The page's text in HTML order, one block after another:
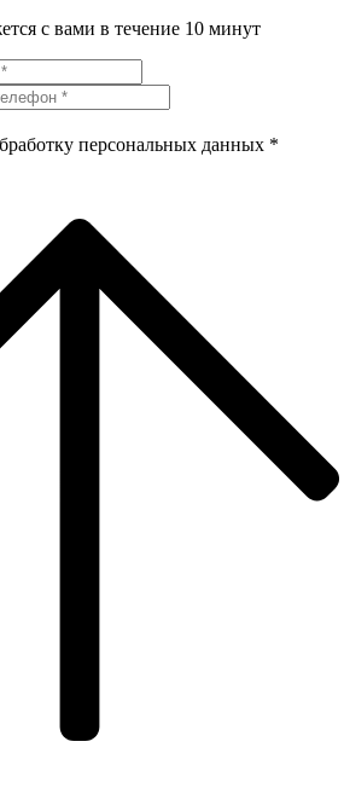
с вами в течение 10 минут
персональных данных *